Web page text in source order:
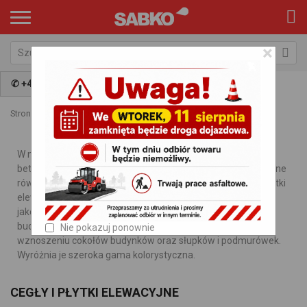
✆ +48 797 009 981
Strona główna Kategorie Cegły i płytki elewacyjne
W naszej ofercie znajdziecie Państwo zarówno cegły
betonowe powierzchni jedno- lub dwustronnie łupanej (łupane
równolegle bądź narożnie), szlifowane i elewacyjne oraz płytki
elewacyjne. Produkty te często stosowane są budownictwie
jako wykończenie wewnętrznych i zewnętrznych ścian
budynków, a także eleganckich rabat i klombów, przy
wznoszeniu cokołów budynków oraz słupków i podmurówek.
Wyróżnia je szeroka gama kolorystyczna.
CEGŁY I PŁYTKI ELEWACYJNE
×
Nie pokazuj ponownie